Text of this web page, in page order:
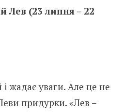
Лев (23 липня – 22
жадає уваги. Але це не
придурки. «Лев –